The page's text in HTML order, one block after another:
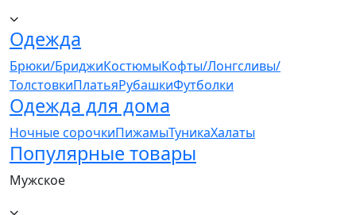
Одежда
Брюки/БриджиКостюмыКофты/Лонгсливы/
ТолстовкиПлатьяРубашкиФутболки
Одежда для дома
Ночные сорочкиПижамыТуникаХалаты
Популярные товары
Мужское